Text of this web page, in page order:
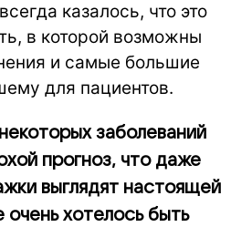
казалось, что это
в которой возможны
и самые большие
для пациентов.
заболеваний
прогноз, что даже
выглядят настоящей
хотелось быть